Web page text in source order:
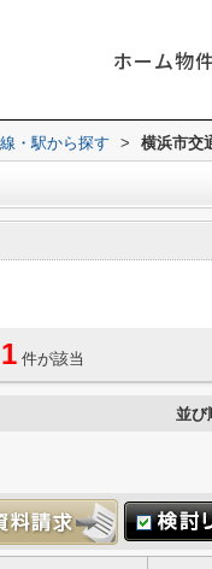
ホーム物
・駅から探す > 横浜市交
1 件が該当
並び